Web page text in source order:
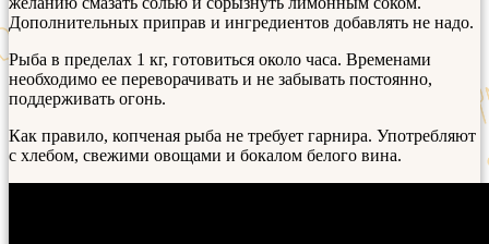
Дополнительных приправ и ингредиентов добавлять не надо.
Рыба в пределах 1 кг, готовиться около часа. Временами
необходимо ее переворачивать и не забывать постоянно,
поддерживать огонь.
Как правило, копченая рыба не требует гарнира. Употребляют
с хлебом, свежими овощами и бокалом белого вина.